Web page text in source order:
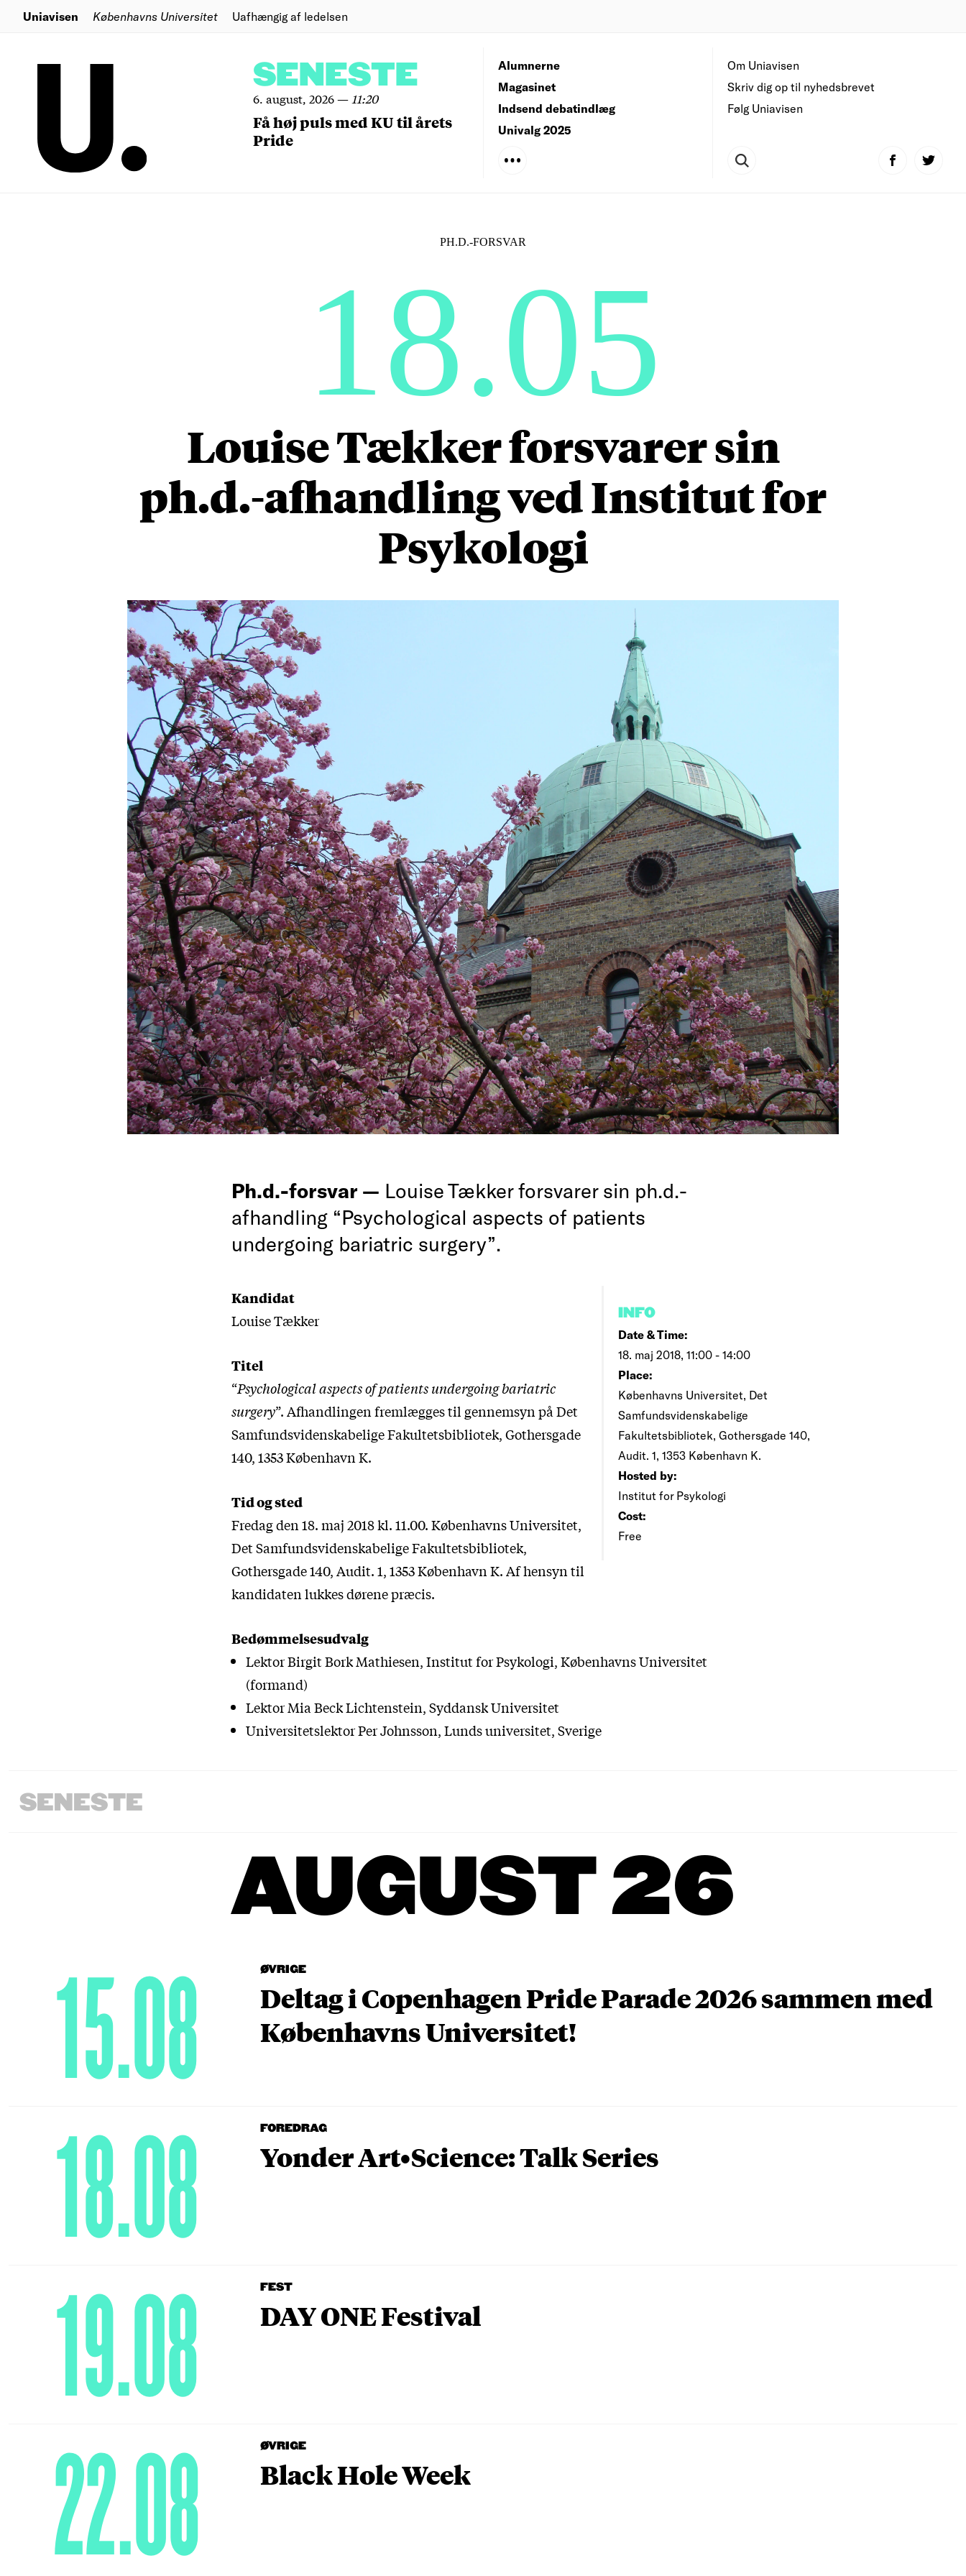
Uniavisen Københavns Universitet Uafhængig af ledelsen
SENESTE
6. august, 2026— 11:20
Få høj puls med KU til årets
Pride
Om Uniavisen
Skriv dig op til nyhedsbrevet
Følg Uniavisen
Alumnerne
Magasinet
Indsend debatindlæg
Univalg 2025
PH.D.-FORSVAR
18.05
Louise Tækker forsvarer sin
ph.d.-afhandling ved Institut for
Psykologi
Ph.d.-forsvar — Louise Tækker forsvarer sin ph.d.-
afhandling “Psychological aspects of patients
undergoing bariatric surgery”.
INFO
Date & Time:
18. maj 2018, 11:00 - 14:00
Place:
Københavns Universitet, Det
Samfundsvidenskabelige
Fakultetsbibliotek, Gothersgade 140,
Audit. 1, 1353 København K.
Hosted by:
Institut for Psykologi
Cost:
Free
Kandidat
Louise Tækker
Titel
“Psychological aspects of patients undergoing bariatric
surgery”. Afhandlingen fremlægges til gennemsyn på Det
Samfundsvidenskabelige Fakultetsbibliotek, Gothersgade
140, 1353 København K.
Tid og sted
Fredag den 18. maj 2018 kl. 11.00. Københavns Universitet,
Det Samfundsvidenskabelige Fakultetsbibliotek,
Gothersgade 140, Audit. 1, 1353 København K. Af hensyn til
kandidaten lukkes dørene præcis.
Bedømmelsesudvalg
Lektor Birgit Bork Mathiesen, Institut for Psykologi, Københavns Universitet
(formand)
Lektor Mia Beck Lichtenstein, Syddansk Universitet
Universitetslektor Per Johnsson, Lunds universitet, Sverige
SENESTE
AUGUST 26
ØVRIGE
Deltag i Copenhagen Pride Parade 2026 sammen med
Københavns Universitet!
15.08
FOREDRAG
Yonder Art•Science: Talk Series
18.08
FEST
DAY ONE Festival
19.08
ØVRIGE
Black Hole Week
22.08